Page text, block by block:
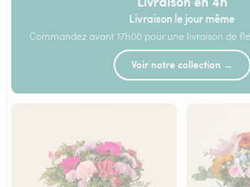
Livraison le jour même
Commandez avant 17h00 pour une livraison de
Voir notre collection →